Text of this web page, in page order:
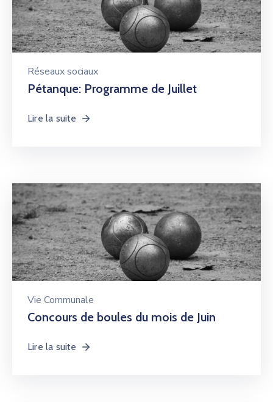
Réseaux sociaux
Pétanque: Programme de Juillet
Lire la suite
Vie Communale
Concours de boules du mois de Juin
Lire la suite